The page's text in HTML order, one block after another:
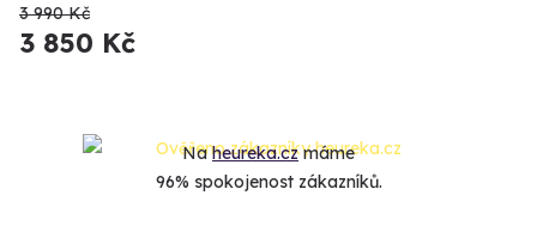
3 990 Kč
3 850 Kč
Naheureka.czmáme
96% spokojenost zákazníků.